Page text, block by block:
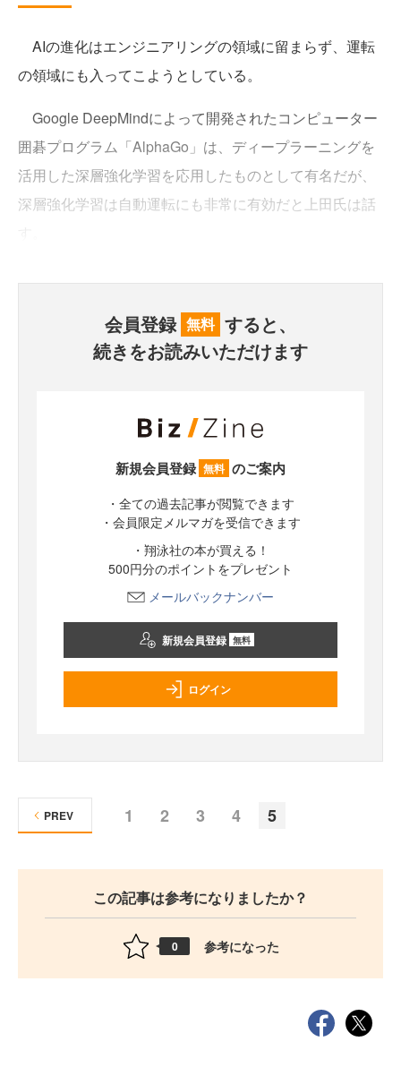
AIの進化はエンジニアリングの領域に留まらず、運転
の領域にも入ってこようとしている。
Google DeepMindによって開発されたコンピューター
囲碁プログラム「AlphaGo」は、ディープラーニングを
活用した深層強化学習を応用したものとして有名だが、
深層強化学習は自動運転にも非常に有効だと上田氏は話
会員登録 無料 すると、
続きをお読みいただけます
新規会員登録 無料 のご案内
・全ての過去記事が閲覧できます
・会員限定メルマガを受信できます
・翔泳社の本が買える！
500円分のポイントをプレゼント
メールバックナンバー
新規会員登録 無料
ログイン
1 2 3 4 5
PREV
この記事は参考になりましたか？
0 参考になった